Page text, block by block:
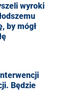
wyroki
by mógł
Będzie